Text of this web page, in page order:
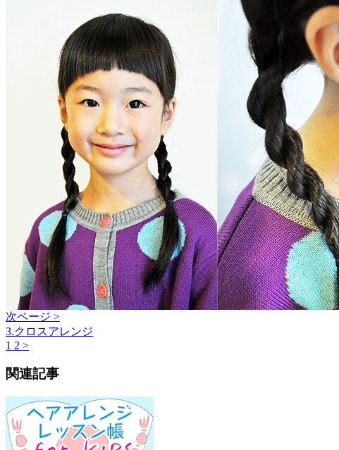
次ページ >
3.クロスアレンジ
1 2 >
関連記事